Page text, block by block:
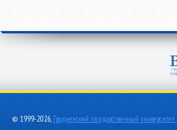
© 1999-2026, Гродненский государственный